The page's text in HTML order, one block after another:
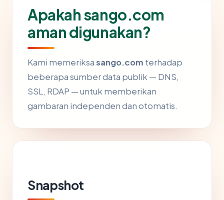
Apakah sango.com
aman digunakan?
Kami memeriksasango.com terhadap
beberapa sumber data publik — DNS,
SSL, RDAP — untuk memberikan
gambaran independen dan otomatis.
Snapshot